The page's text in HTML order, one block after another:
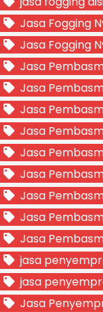
Jasa Fogging
Jasa Fogging
Jasa
Jasa
Jasa
Jasa
Jasa
Jasa
Jasa
Jasa
Jasa
jasa
jasa
Jasa